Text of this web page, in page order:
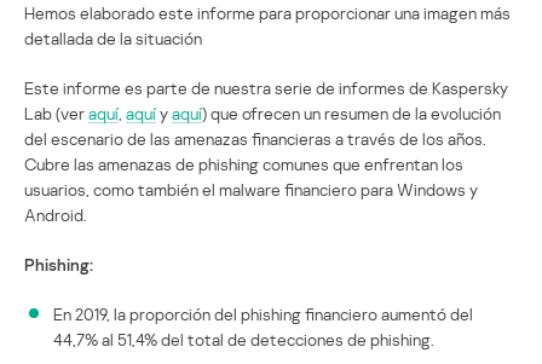
Hemos elaborado este informe para proporcionar una imagen más
detallada de la situación
Este informe es parte de nuestra serie de informes de Kaspersky
Lab (veraquí, aquíyaquí) que ofrecen un resumen de la evolución
del escenario de las amenazas financieras a través de los años.
Cubre las amenazas de phishing comunes que enfrentan los
usuarios, como también el malware financiero para Windows y
Android.
Phishing:
En 2019, la proporción del phishing financiero aumentó del
44,7% al 51,4% del total de detecciones de phishing.